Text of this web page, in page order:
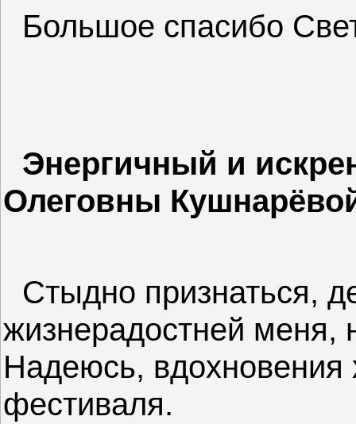
Большое спасибо
Энергичный и
Олеговны
Стыдно признаться,
жизнерадостней меня,
Надеюсь, вдохновения
фестиваля.